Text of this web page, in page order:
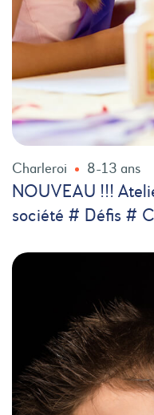
Charleroi 8-13 ans
NOUVEAU !!!
société # Défis #